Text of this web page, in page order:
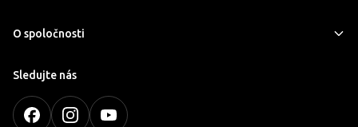
O spoločnosti
Sledujte nás